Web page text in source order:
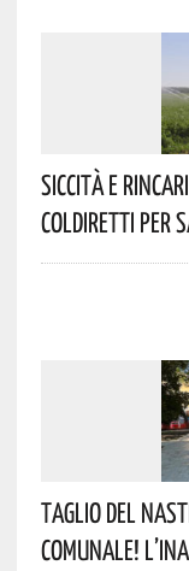
Siccità E
Coldiretti Per
Taglio Del
Comunale!